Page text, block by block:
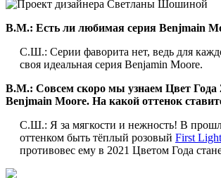
B.M.: Есть ли любимая серия Benjmain
С.Ш.: Серии фаворита нет, ведь для
своя идеальная серия Benjamin Moore.
B.M.: Совсем скоро мы узнаем Цвет Года
Benjmain Moore. На какой оттенок
С.Ш.: Я за мягкости и нежность! В
оттенком быть тёплый розовый First Light
противовес ему в 2021 Цветом Года